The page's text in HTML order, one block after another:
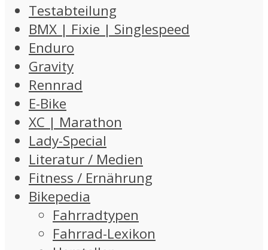
Testabteilung
BMX | Fixie | Singlespeed
Enduro
Gravity
Rennrad
E-Bike
XC | Marathon
Lady-Special
Literatur / Medien
Fitness / Ernährung
Bikepedia
Fahrradtypen
Fahrrad-Lexikon